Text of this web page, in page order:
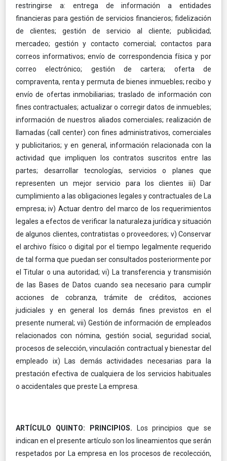
restringirse a: entrega de información a entidades
financieras para gestión de servicios financieros; fidelización
de clientes; gestión de servicio al cliente; publicidad;
mercadeo; gestión y contacto comercial; contactos para
correos informativos; envío de correspondencia física y por
correo electrónico; gestión de cartera; oferta de
compraventa, renta y permuta de bienes inmuebles; recibo y
envío de ofertas inmobiliarias; traslado de información con
fines contractuales; actualizar o corregir datos de inmuebles;
información de nuestros aliados comerciales; realización de
llamadas (call center) con fines administrativos, comerciales
y publicitarios; y en general, información relacionada con la
actividad que impliquen los contratos suscritos entre las
partes; desarrollar tecnologías, servicios o planes que
representen un mejor servicio para los clientes iii) Dar
cumplimiento a las obligaciones legales y contractuales de La
empresa; iv) Actuar dentro del marco de los requerimientos
legales a efectos de verificar la naturaleza jurídica y situación
de algunos clientes, contratistas o proveedores; v) Conservar
el archivo físico o digital por el tiempo legalmente requerido
de tal forma que puedan ser consultados posteriormente por
el Titular o una autoridad; vi) La transferencia y transmisión
de las Bases de Datos cuando sea necesario para cumplir
acciones de cobranza, trámite de créditos, acciones
judiciales y en general los demás fines previstos en el
presente numeral; vii) Gestión de información de empleados
relacionados con nómina, gestión social, seguridad social,
procesos de selección, vinculación contractual y bienestar del
empleado ix) Las demás actividades necesarias para la
prestación efectiva de cualquiera de los servicios habituales
o accidentales que preste La empresa.
ARTÍCULO QUINTO: PRINCIPIOS. Los principios que se
indican en el presente artículo son los lineamientos que serán
respetados por La empresa en los procesos de recolección,